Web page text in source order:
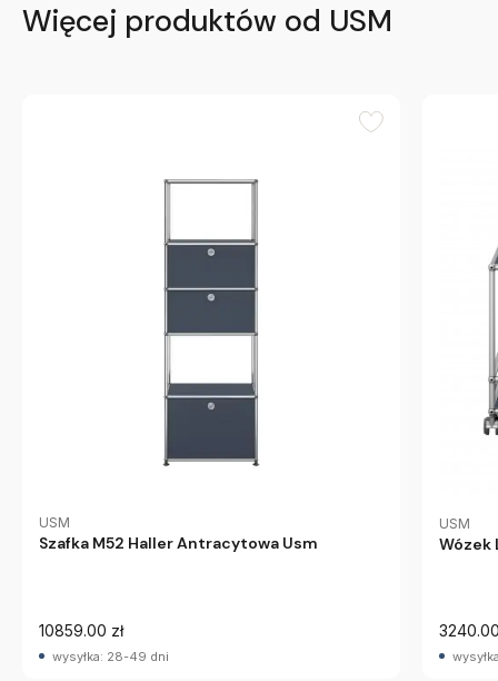
Więcej produktów od USM
USM
Szafka M52 Haller Antracytowa Usm
10859.00 zł
wysyłka: 28-49 dni
USM
Wózek